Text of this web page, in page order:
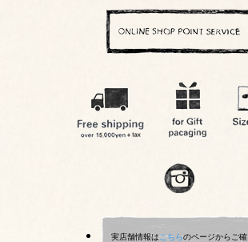
実店舗情報はこちらのページからご確